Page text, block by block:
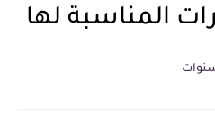
المناسبة لها